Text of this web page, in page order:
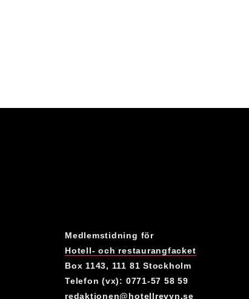
Medlemstidning för
Hotell- och restaurangfacket
Box 1143, 111 81 Stockholm
Telefon (vx): 0771-57 58 59
redaktionen@hotellrevyn.se